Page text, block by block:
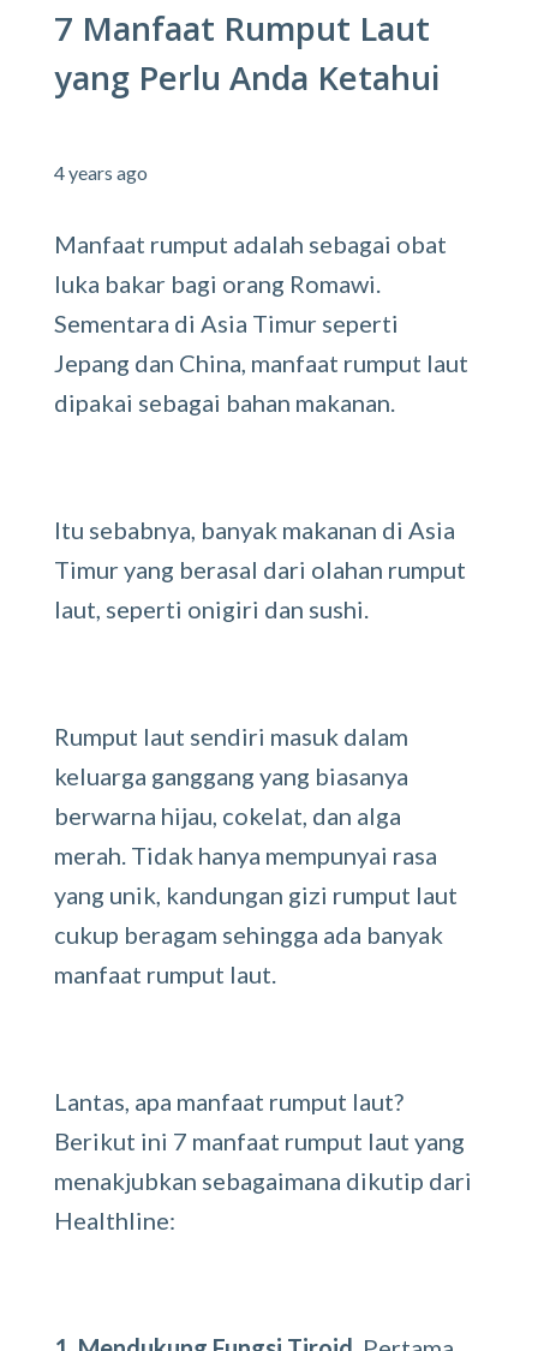
7 Manfaat Rumput Laut
yang Perlu Anda Ketahui
4 years ago
Manfaat rumput adalah sebagai obat
luka bakar bagi orang Romawi.
Sementara di Asia Timur seperti
Jepang dan China, manfaat rumput laut
dipakai sebagai bahan makanan.
Itu sebabnya, banyak makanan di Asia
Timur yang berasal dari olahan rumput
laut, seperti onigiri dan sushi.
Rumput laut sendiri masuk dalam
keluarga ganggang yang biasanya
berwarna hijau, cokelat, dan alga
merah. Tidak hanya mempunyai rasa
yang unik, kandungan gizi rumput laut
cukup beragam sehingga ada banyak
manfaat rumput laut.
Lantas, apa manfaat rumput laut?
Berikut ini 7 manfaat rumput laut yang
menakjubkan sebagaimana dikutip dari
Healthline: